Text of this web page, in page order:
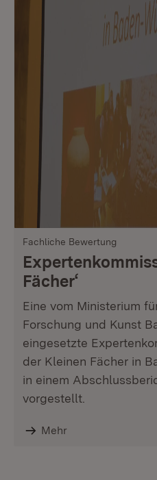
Fachliche Bewertung
Fächer‘
Eine vom Ministerium
Forschung und Kunst
eingesetzte
der Kleinen Fächer in
in einem
vorgestellt.
Mehr